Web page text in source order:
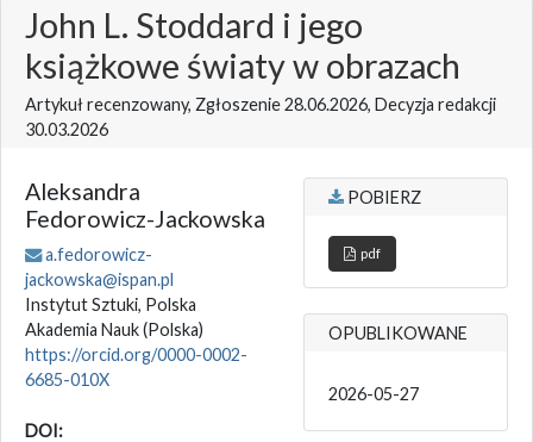
John L. Stoddard i jego
książkowe światy w obrazach
Artykuł recenzowany, Zgłoszenie 28.06.2026, Decyzja redakcji
30.03.2026
Aleksandra
Fedorowicz-Jackowska
a.fedorowicz-
jackowska@ispan.pl
Instytut Sztuki, Polska
Akademia Nauk(Polska)
https://orcid.org/0000-0002-
6685-010X
DOI:
POBIERZ
pdf
OPUBLIKOWANE
2026-05-27